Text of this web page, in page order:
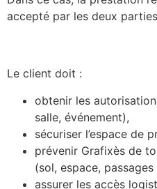
accepté par les deux
Le client doit :
obtenir les
salle, événement),
sécuriser l’espace de
prévenir Grafixès de
(sol, espace,
assurer les accès